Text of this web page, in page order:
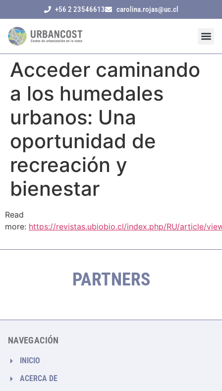
+56 2 23546613 carolina.rojas@uc.cl
Acceder caminando
a los humedales
urbanos: Una
oportunidad de
recreación y
bienestar
Read
more: https://revistas.ubiobio.cl/index.php/RU/article/
PARTNERS
NAVEGACIÓN
INICIO
ACERCA DE